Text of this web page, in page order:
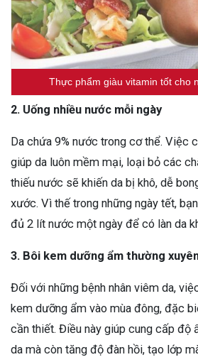
Thực phẩm giàu vitamin tốt cho
2. Uống nhiều nước mỗi ngày
Da chứa 9% nước trong cơ thể. Việc
giúp da luôn mềm mại, loại bỏ các
thiếu nước sẽ khiến da bị khô, dễ
xước. Vì thế trong những ngày tết,
đủ 2 lít nước một ngày để có làn da
3. Bôi kem dưỡng ẩm thường
Đối với những bệnh nhân viêm da,
kem dưỡng ẩm vào mùa đông, đặc
cần thiết. Điều này giúp cung cấp độ
da mà còn tăng độ đàn hồi, tạo lớp